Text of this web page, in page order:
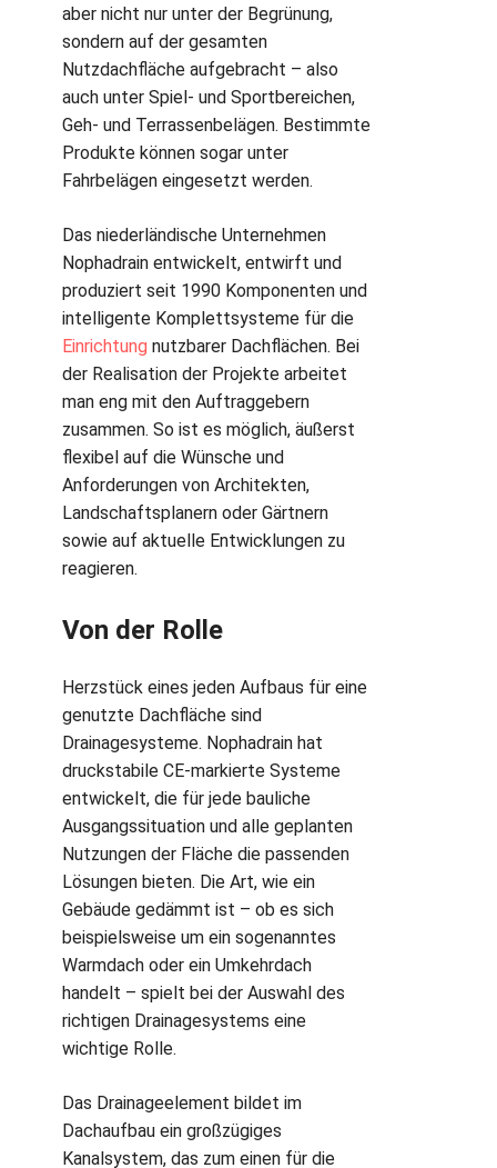
aber nicht nur unter der Begrünung,
sondern auf der gesamten
Nutzdachfläche aufgebracht – also
auch unter Spiel- und Sportbereichen,
Geh- und Terrassenbelägen. Bestimmte
Produkte können sogar unter
Fahrbelägen eingesetzt werden.
Das niederländische Unternehmen
Nophadrain entwickelt, entwirft und
produziert seit 1990 Komponenten und
intelligente Komplettsysteme für die
Einrichtung nutzbarer Dachflächen. Bei
der Realisation der Projekte arbeitet
man eng mit den Auftraggebern
zusammen. So ist es möglich, äußerst
flexibel auf die Wünsche und
Anforderungen von Architekten,
Landschaftsplanern oder Gärtnern
sowie auf aktuelle Entwicklungen zu
reagieren.
Von der Rolle
Herzstück eines jeden Aufbaus für eine
genutzte Dachfläche sind
Drainagesysteme. Nophadrain hat
druckstabile CE-markierte Systeme
entwickelt, die für jede bauliche
Ausgangssituation und alle geplanten
Nutzungen der Fläche die passenden
Lösungen bieten. Die Art, wie ein
Gebäude gedämmt ist – ob es sich
beispielsweise um ein sogenanntes
Warmdach oder ein Umkehrdach
handelt – spielt bei der Auswahl des
richtigen Drainagesystems eine
wichtige Rolle.
Das Drainageelement bildet im
Dachaufbau ein großzügiges
Kanalsystem, das zum einen für die